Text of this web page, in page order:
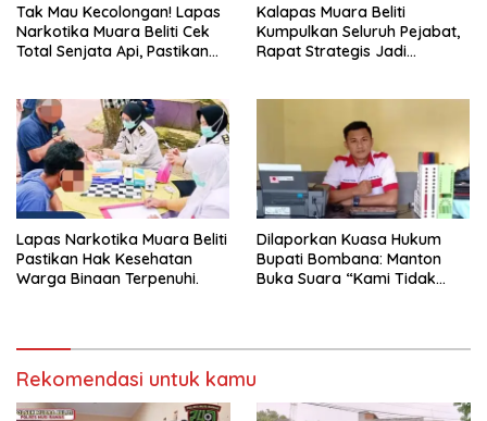
Tak Mau Kecolongan! Lapas
Narkotika Muara Beliti Cek
Total Senjata Api, Pastikan
Kalapas Muara Beliti
Kumpulkan Seluruh Pejabat,
Rapat Strategis Jadi
Lapas Narkotika Muara Beliti
Pastikan Hak Kesehatan
Warga Binaan Terpenuhi.
Dilaporkan Kuasa Hukum
Bupati Bombana: Manton
Buka Suara “Kami Tidak
Rekomendasi untuk kamu